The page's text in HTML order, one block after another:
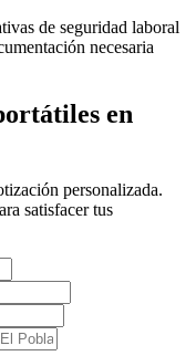
de seguridad laboral
necesaria
en
personalizada.
satisfacer tus